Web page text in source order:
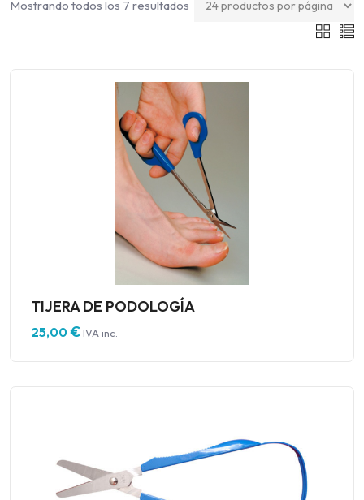
Mostrando todos los 7 resultados
TIJERA DE PODOLOGÍA
25,00€IVA inc.